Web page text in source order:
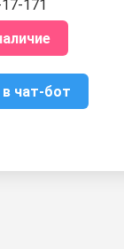
171
чат-бот